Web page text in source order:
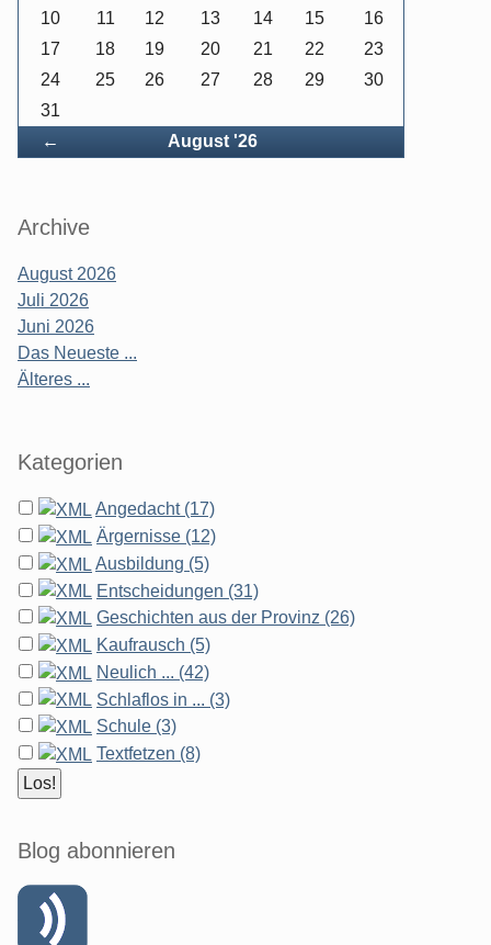
← August '26
10
11 12 13 14 15
16
17
18 19 20 21 22
23
24
25 26 27 28 29
30
31
Archive
August 2026
Juli 2026
Juni 2026
Das Neueste ...
Älteres ...
Kategorien
Angedacht (17)
Ärgernisse (12)
Ausbildung (5)
Entscheidungen (31)
Geschichten aus der Provinz (26)
Kaufrausch (5)
Neulich ... (42)
Schlaflos in ... (3)
Schule (3)
Textfetzen (8)
Blog abonnieren